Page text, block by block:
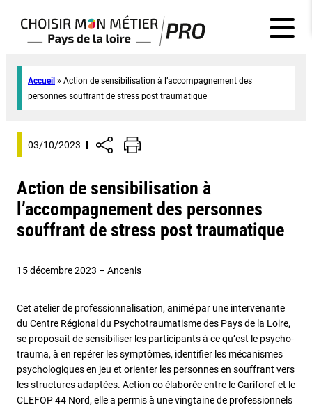
Accueil » Action de sensibilisation à l’accompagnement des
personnes souffrant de stress post traumatique
03/10/2023
Action de sensibilisation à
l’accompagnement des personnes
souffrant de stress post traumatique
15 décembre 2023 – Ancenis
Cet atelier de professionnalisation, animé par une intervenante
du Centre Régional du Psychotraumatisme des Pays de la Loire,
se proposait de sensibiliser les participants à ce qu’est le psycho-
trauma, à en repérer les symptômes, identifier les mécanismes
psychologiques en jeu et orienter les personnes en souffrant vers
les structures adaptées. Action co élaborée entre le Cariforef et le
CLEFOP 44 Nord, elle a permis à une vingtaine de professionnels